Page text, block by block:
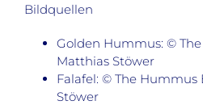
Bildquellen
Golden Hummus: ©
Matthias Stöwer
Falafel: © The Hummus
Stöwer